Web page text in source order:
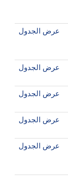
عرض الجدول
عرض الجدول
عرض الجدول
عرض الجدول
عرض الجدول